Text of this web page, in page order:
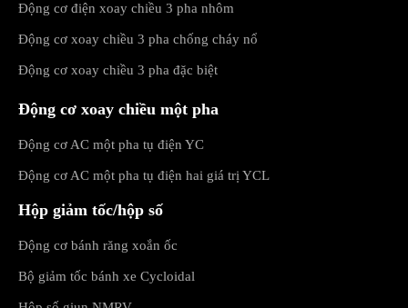
Động cơ điện xoay chiều 3 pha nhôm
Động cơ xoay chiều 3 pha chống cháy nổ
Động cơ xoay chiều 3 pha đặc biệt
Động cơ xoay chiều một pha
Động cơ AC một pha tụ điện YC
Động cơ AC một pha tụ điện hai giá trị YCL
Hộp giảm tốc/hộp số
Động cơ bánh răng xoắn ốc
Bộ giảm tốc bánh xe Cycloidal